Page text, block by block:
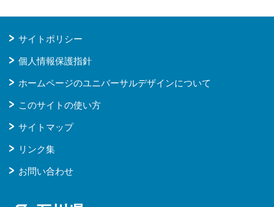
サイトポリシー
個人情報保護指針
ホームページのユニバーサルデザインについて
このサイトの使い方
サイトマップ
リンク集
お問い合わせ